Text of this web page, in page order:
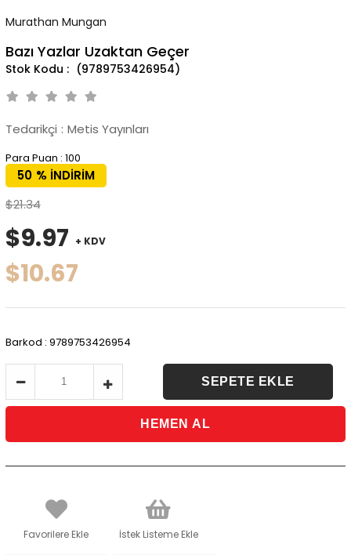
Murathan Mungan
Bazı Yazlar Uzaktan Geçer
(9789753426954)
Tedarikçi : Metis Yayınları
Para Puan : 100
%
50
İNDIRIM
$21.34
$9.97 + KDV
$10.67
Barkod : 9789753426954
Favorilere Ekle İstek Listeme Ekle